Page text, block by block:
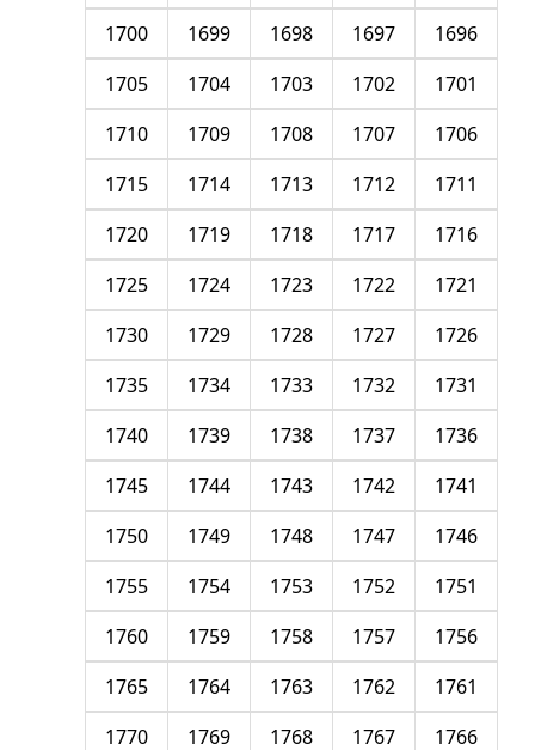
1696
1697
1698
1699
1700
1701
1702
1703
1704
1705
1706
1707
1708
1709
1710
1711
1712
1713
1714
1715
1716
1717
1718
1719
1720
1721
1722
1723
1724
1725
1726
1727
1728
1729
1730
1731
1732
1733
1734
1735
1736
1737
1738
1739
1740
1741
1742
1743
1744
1745
1746
1747
1748
1749
1750
1751
1752
1753
1754
1755
1756
1757
1758
1759
1760
1761
1762
1763
1764
1765
1766
1767
1768
1769
1770